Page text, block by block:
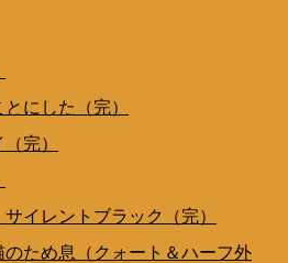
にした（完）
完）
イレントブラック（完）
のため息（クォート＆ハーフ外